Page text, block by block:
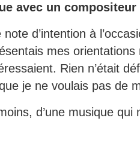
avec un compositeur
note d’intention à
mes orientations
Rien n’était
je ne voulais pas de
d’une musique qui